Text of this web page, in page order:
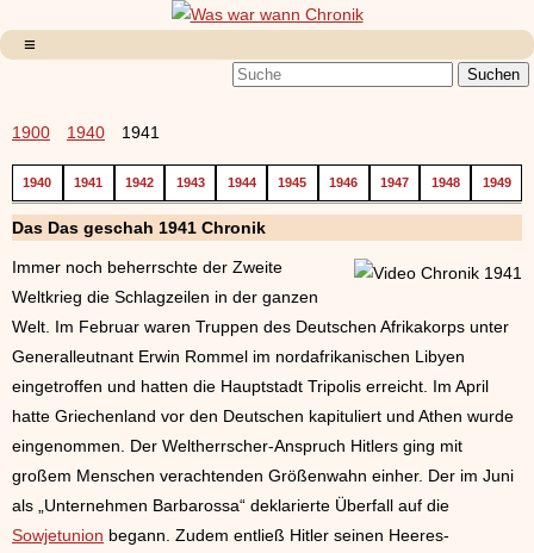
1900 1940 1941
1940 1941 1942 1943 1944 1945 1946 1947 1948 1949
Das Das geschah 1941 Chronik
Immer noch beherrschte der Zweite
Weltkrieg die Schlagzeilen in der ganzen
Welt. Im Februar waren Truppen des Deutschen Afrikakorps unter
Generalleutnant Erwin Rommel im nordafrikanischen Libyen
eingetroffen und hatten die Hauptstadt Tripolis erreicht. Im April
hatte Griechenland vor den Deutschen kapituliert und Athen wurde
eingenommen. Der Weltherrscher-Anspruch Hitlers ging mit
großem Menschen verachtenden Größenwahn einher. Der im Juni
als „Unternehmen Barbarossa“ deklarierte Überfall auf die
Sowjetunion begann. Zudem entließ Hitler seinen Heeres-